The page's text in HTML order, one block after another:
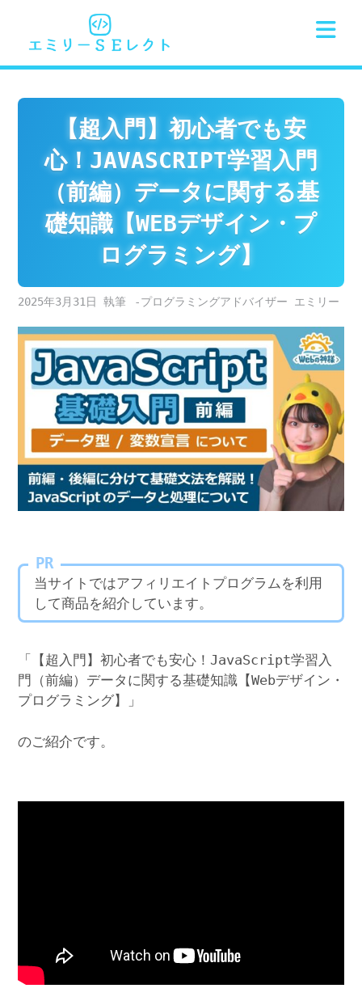
content
【超入門】初心者でも安
心！JAVASCRIPT学習入門
（前編）データに関する基
礎知識【WEBデザイン・プ
ログラミング】
2025年3月31日 -プログラミングアドバイザー エミリー
PR
当サイトではアフィリエイトプログラムを利用
して商品を紹介しています。
「【超入門】初心者でも安心！JavaScript学習入
門（前編）データに関する基礎知識【Webデザイン・
プログラミング】」
のご紹介です。